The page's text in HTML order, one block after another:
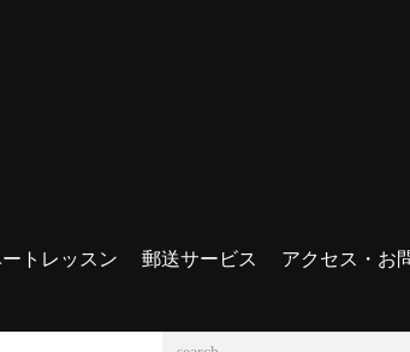
トレッスン 郵送サービス アクセス・お